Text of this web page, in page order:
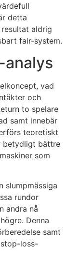
detta
aldrig
fair-system.
analys
vad
och
to spelare
samt innebär
teoretiskt
betydligt bättre
som
slumpmässiga
rundor
andra nå
Denna
samt
loss-